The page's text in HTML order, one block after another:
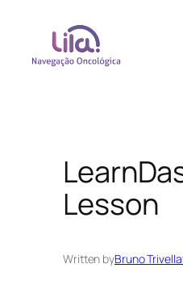
Lesson
Written byBruno